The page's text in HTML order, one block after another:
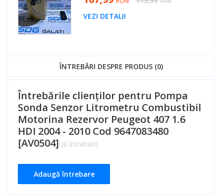
VEZI DETALII
ÎNTREBĂRI DESPRE PRODUS (0)
Întrebările clienților pentru Pompa
Sonda Senzor Litrometru Combustibil
Motorina Rezervor Peugeot 407 1.6
HDI 2004 - 2010 Cod 9647083480
[AV0504] (0 întrebări)
Adaugă întrebare